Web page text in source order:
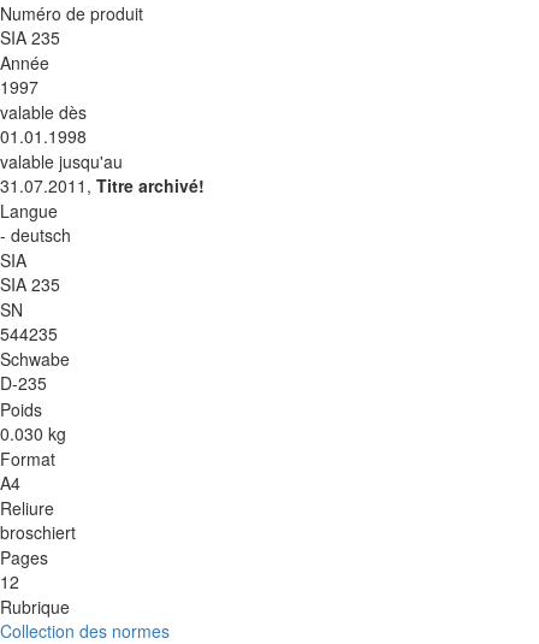
Numéro de produit
SIA 235
Année
1997
valable dès
01.01.1998
valable jusqu'au
31.07.2011, Titre archivé!
Langue
- deutsch
SIA
SIA 235
SN
544235
Schwabe
D-235
Poids
0.030 kg
Format
A4
Reliure
broschiert
Pages
12
Rubrique
Collection des normes